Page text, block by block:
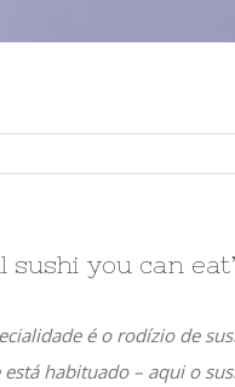
sushi you can
é o rodízio de
habituado – aqui o